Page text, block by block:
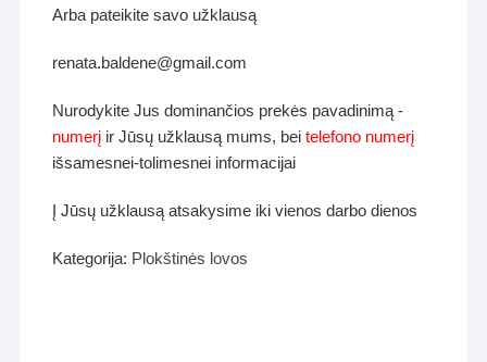
Arba pateikite savo užklausą
renata.baldene@gmail.com
Nurodykite Jus dominančios prekės pavadinimą -
numerį ir Jūsų užklausą mums, beitelefono numerį
išsamesnei-tolimesnei informacijai
Į Jūsų užklausą atsakysime iki vienos darbo dienos
Kategorija: Plokštinės lovos